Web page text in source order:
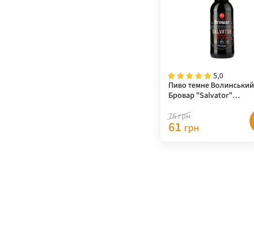
5,0
Пиво темне Волинський
Бровар "Salvator"
76грн
61 грн